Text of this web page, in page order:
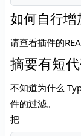
如何自行增
请查看插件的
摘要有短
不知道为什么
件的过滤。
把